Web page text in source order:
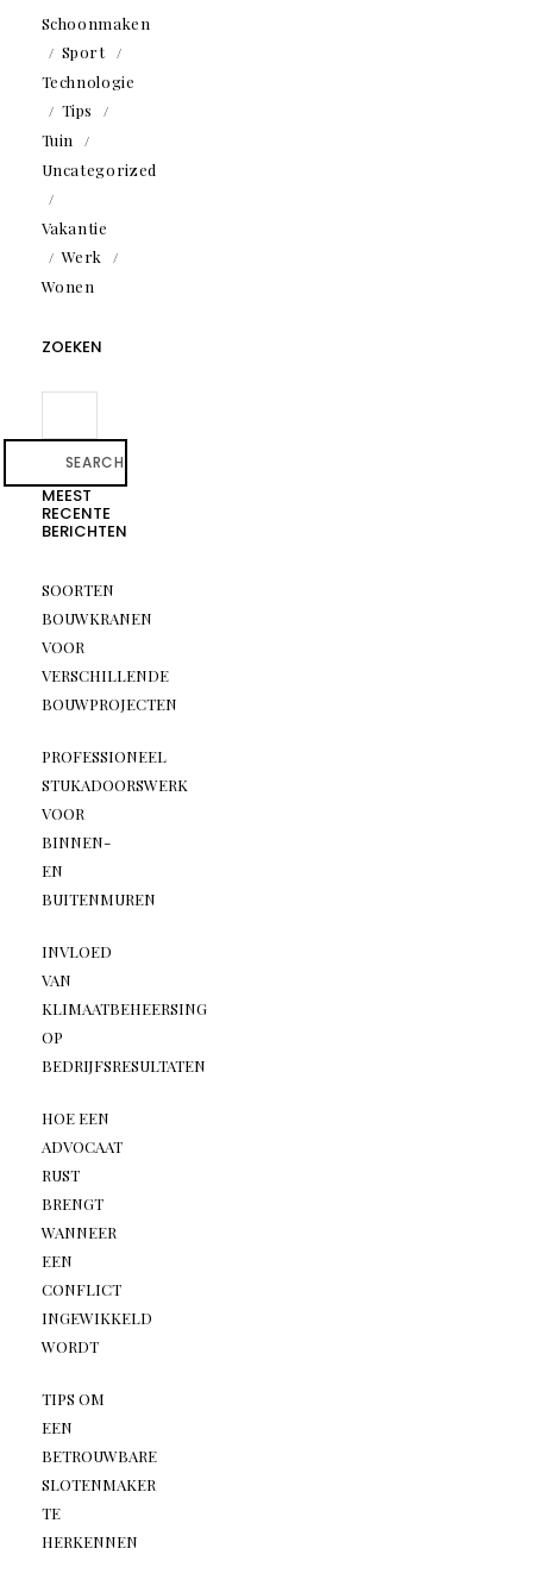
Schoonmaken
Sport
Technologie
Tips
Tuin
Uncategorized
Vakantie
Werk
Wonen
ZOEKEN
SEARCH
MEEST
RECENTE
BERICHTEN
SOORTEN
BOUWKRANEN
VOOR
VERSCHILLENDE
BOUWPROJECTEN
PROFESSIONEEL
STUKADOORSWERK
VOOR
BINNEN-
EN
BUITENMUREN
INVLOED
VAN
KLIMAATBEHEERSING
OP
BEDRIJFSRESULTATEN
HOE EEN
ADVOCAAT
RUST
BRENGT
WANNEER
EEN
CONFLICT
INGEWIKKELD
WORDT
TIPS OM
EEN
BETROUWBARE
SLOTENMAKER
TE
HERKENNEN